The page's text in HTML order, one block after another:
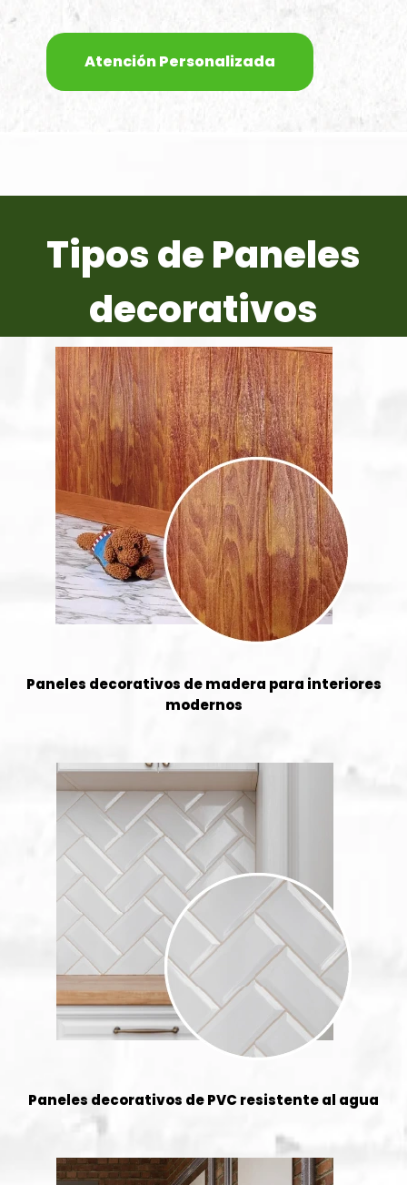
Atención Personalizada
Tipos de Paneles
decorativos
Paneles decorativos de madera para interiores
modernos
Paneles decorativos de PVC resistente al agua